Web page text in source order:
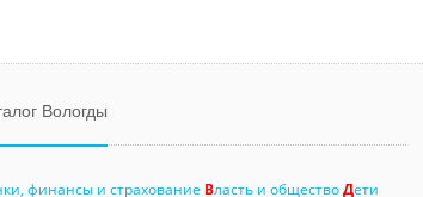
Вологды
финансы и страхование Власть и обществоДети